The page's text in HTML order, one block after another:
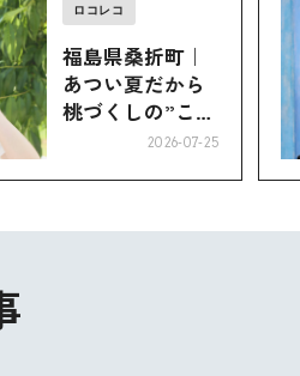
ロコレコ
福島県桑折町｜
あつい夏だから
桃づくしの”こお
2026-07-25